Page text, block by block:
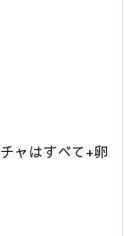
ャはすべて+卵